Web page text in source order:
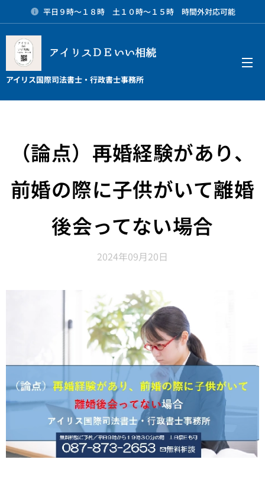
平日９時～１８時 土１０時～１５時 時間外対応可能
アイリスＤＥいい相続
アイリス国際司法書士・行政書士事務所
（論点）再婚経験があり、
前婚の際に子供がいて離婚
後会ってない場合
2024年09月20日